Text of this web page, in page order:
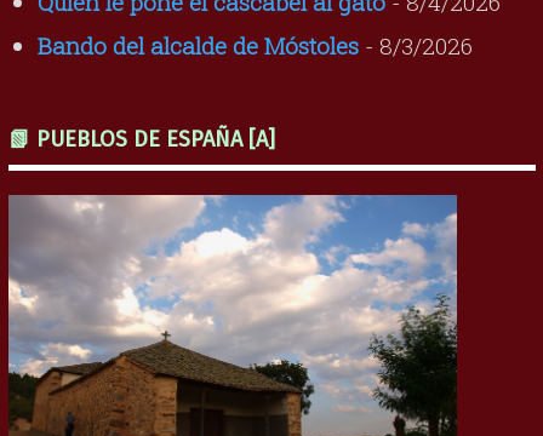
Bando del alcalde de Móstoles- 8/3/2026
📗 PUEBLOS DE ESPAÑA [A]